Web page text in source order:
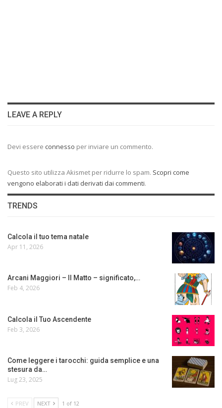
LEAVE A REPLY
Devi essere connesso per inviare un commento.
Questo sito utilizza Akismet per ridurre lo spam. Scopri come
vengono elaborati i dati derivati dai commenti.
TRENDS
Calcola il tuo tema natale
Apr 11, 2026
Arcani Maggiori – Il Matto – significato,…
Feb 4, 2026
Calcola il Tuo Ascendente
Feb 3, 2026
Come leggere i tarocchi: guida semplice e una
stesura da…
Lug 23, 2025
PREV NEXT 1 of 12